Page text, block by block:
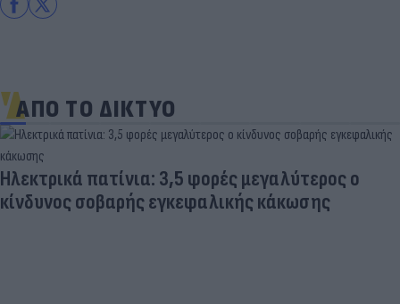
ΑΠΟ ΤΟ ΔΙΚΤΥΟ
Ηλεκτρικά πατίνια: 3,5 φορές μεγαλύτερος ο
κίνδυνος σοβαρής εγκεφαλικής κάκωσης